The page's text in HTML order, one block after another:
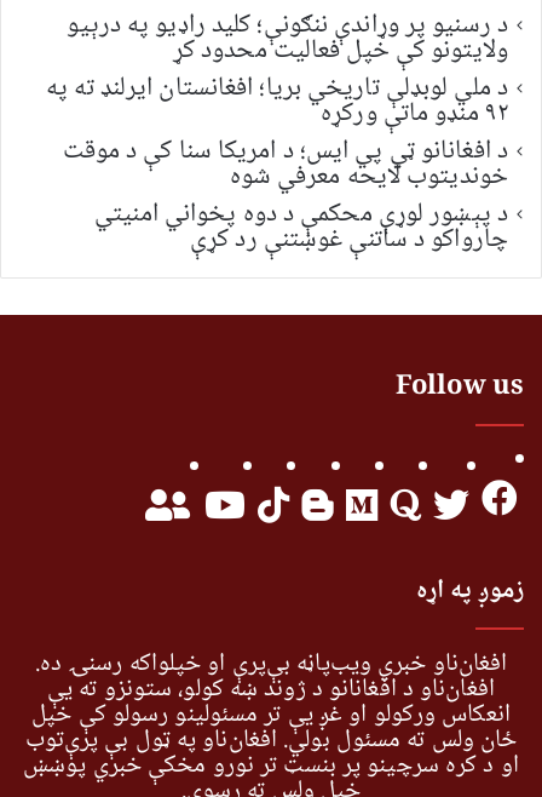
د رسنیو پر وړاندې ننګونې؛ کلید راډیو په درېیو
ولایتونو کې خپل فعالیت محدود کړ
د ملي لوبډلې تاریخي بریا؛ افغانستان ایرلنډ ته په
۹۲ منډو ماتې ورکړه
د افغانانو ټي پي ایس؛ د امریکا سنا کې د موقت
خونديتوب لایحه معرفي شوه
د پېښور لوړې محکمې د دوه پخواني امنیتي
چارواکو د ساتنې غوښتنې رد کړې
Follow us
زموږ په اړه
افغان‌ناو خبري ویب‌پاڼه بې‌پرې او خپلواکه رسنۍ ده.
افغان‌ناو د افغانانو د ژوند ښه کولو، ستونزو ته یې
انعکاس ورکولو او غږ یې تر مسئولینو رسولو کې خپل
ځان ولس ته مسئول بولي. افغان‌ناو په ټول بې پرې‌توب
او د کره سرچینو پر بنسټ تر نورو مخکې خبري پوښښ